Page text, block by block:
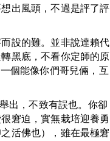
出風頭，不過是評了評
設的難。並非說達賴代
黑底，不看你定師的原
個能像你們哥兒倆，互
出，不致有誤也。你卻
窘迫，實無栽培迎養勇
活佛也），雖在最極窘